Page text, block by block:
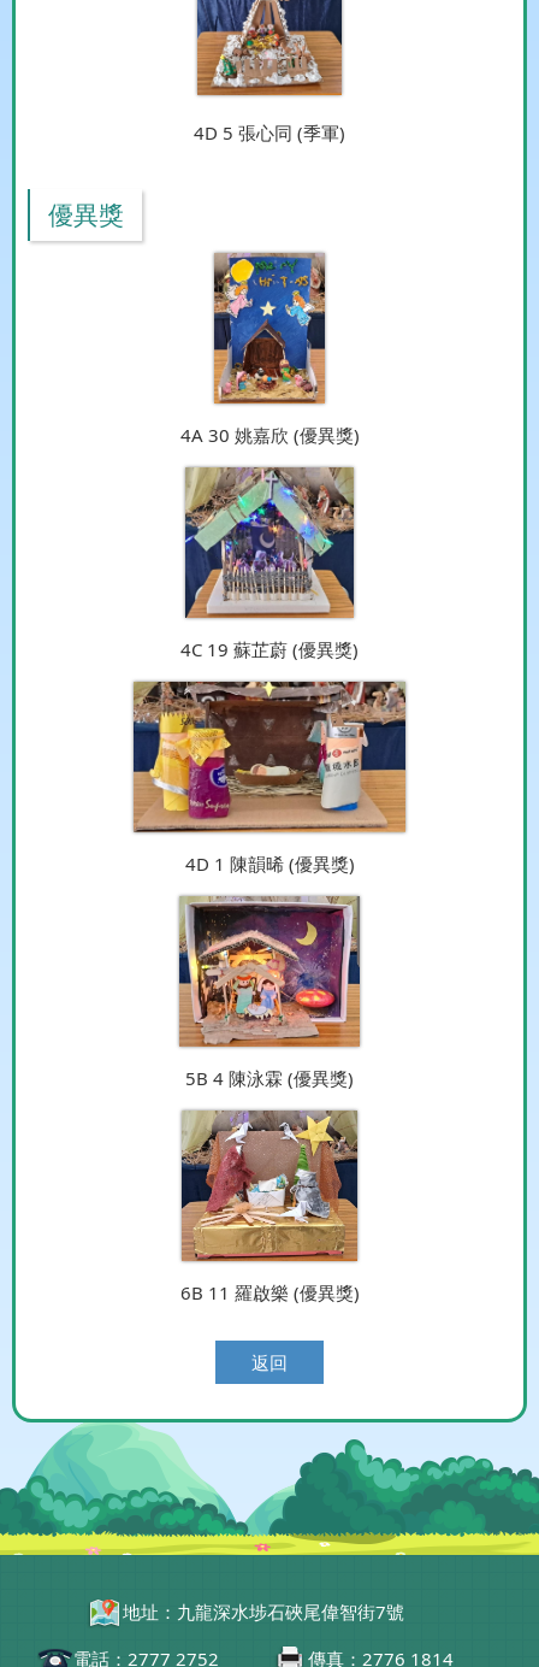
4D 5 張心同 (季軍)
優異獎
4A 30 姚嘉欣 (優異獎)
4C 19 蘇芷蔚 (優異獎)
4D 1 陳韻晞 (優異獎)
5B 4 陳泳霖 (優異獎)
6B 11 羅啟樂 (優異獎)
返回
地址：九龍深水埗石硤尾偉智街7號
電話：2777 2752
傳真：2776 1814